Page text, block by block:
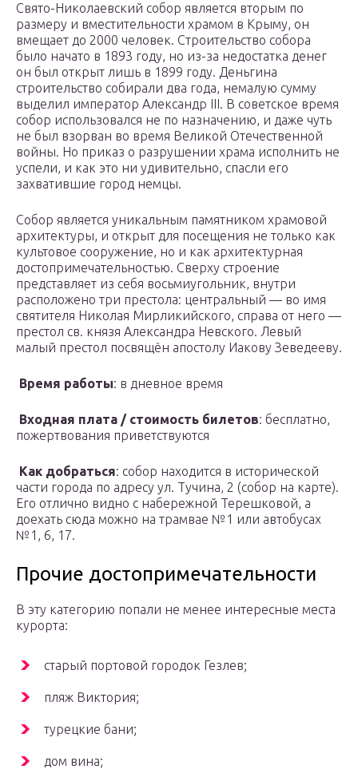
Свято-Николаевский собор является вторым по
размеру и вместительности храмом в Крыму, он
вмещает до 2000 человек. Строительство собора
было начато в 1893 году, но из-за недостатка денег
он был открыт лишь в 1899 году. Деньгина
строительство собирали два года, немалую сумму
выделил император Александр III. В советское время
собор использовался не по назначению, и даже чуть
не был взорван во время Великой Отечественной
войны. Но приказ о разрушении храма исполнить не
успели, и как это ни удивительно, спасли его
захватившие город немцы.
Собор является уникальным памятником храмовой
архитектуры, и открыт для посещения не только как
культовое сооружение, но и как архитектурная
достопримечательностью. Сверху строение
представляет из себя восьмиугольник, внутри
расположено три престола: центральный — во имя
святителя Николая Мирликийского, справа от него —
престол св. князя Александра Невского. Левый
малый престол посвящён апостолу Иакову Зеведееву.
Время работы: в дневное время
Входная плата / стоимость билетов: бесплатно,
пожертвования приветствуются
Как добраться: собор находится в исторической
части города по адресу ул. Тучина, 2 (собор на карте).
Его отлично видно с набережной Терешковой, а
доехать сюда можно на трамвае №1 или автобусах
№1, 6, 17.
Прочие достопримечательности
В эту категорию попали не менее интересные места
курорта:
старый портовой городок Гезлев;
пляж Виктория;
турецкие бани;
дом вина;